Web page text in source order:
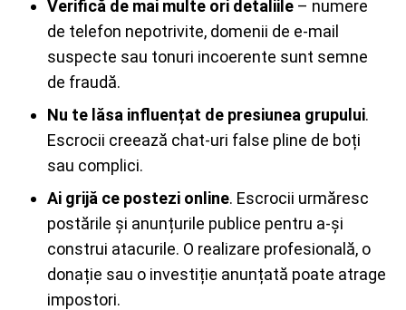
Verifică de mai multe ori detaliile – numere
de telefon nepotrivite, domenii de e-mail
suspecte sau tonuri incoerente sunt semne
de fraudă.
Nu te lăsa influențat de presiunea grupului.
Escrocii creează chat-uri false pline de boți
sau complici.
Ai grijă ce postezi online. Escrocii urmăresc
postările și anunțurile publice pentru a-și
construi atacurile. O realizare profesională, o
donație sau o investiție anunțată poate atrage
impostori.